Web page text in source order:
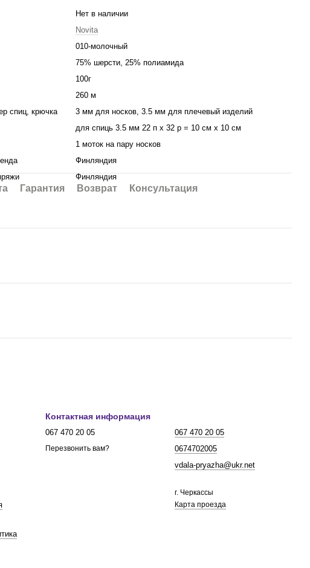
Нет в наличии
Novita
010-молочный
75% шерсти, 25% полиамида
100г
260 м
спиц, крючка
3 мм для носков, 3.5 мм для плечевый изделий
для спиць 3.5 мм 22 п х 32 р = 10 см х 10 см
1 моток на пару носков
Финляндия
Финляндия
Гарантия Возврат Консультация
Контактная информация
067 470 20 05
Перезвонить вам?
067 470 20 05
0674702005
vdala-pryazha@ukr.net
г. Черкассы
Карта проезда